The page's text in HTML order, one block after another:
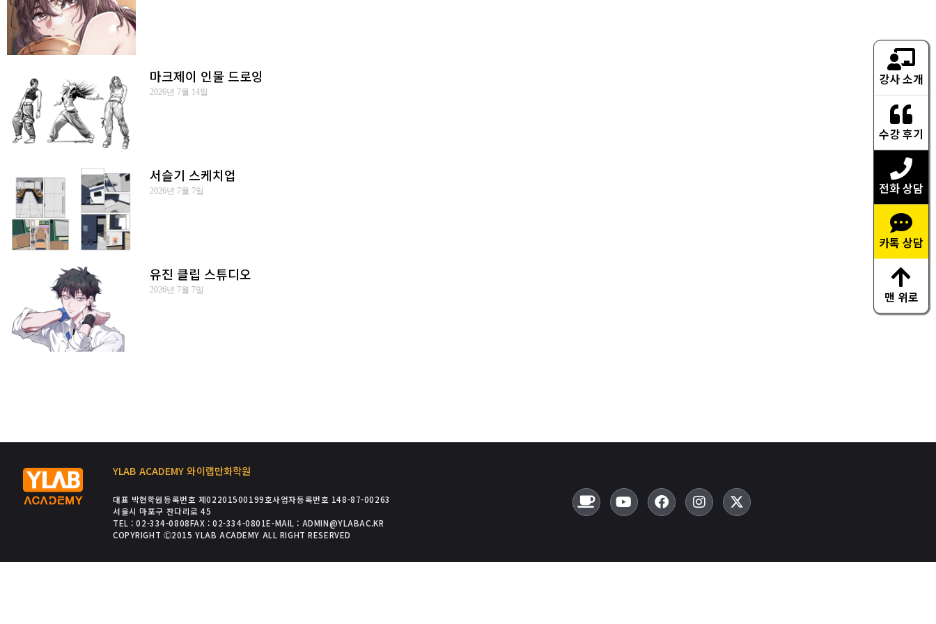
마크제이 인물 드로잉
2026년 7월 14일
서슬기 스케치업
2026년 7월 7일
유진 클립 스튜디오
2026년 7월 7일
YLAB ACADEMY 와이랩만화학원
대표 박현학원등록번호 제02201500199호사업자등록번호 148-87-00263
서울시 마포구 잔다리로 45
TEL : 02-334-0808FAX : 02-334-0801E-MAIL : ADMIN@YLABAC.KR
COPYRIGHT Ⓒ2015 YLAB ACADEMY ALL RIGHT RESERVED
강사 소개
수강 후기
전화 상담
카톡 상담
맨 위로